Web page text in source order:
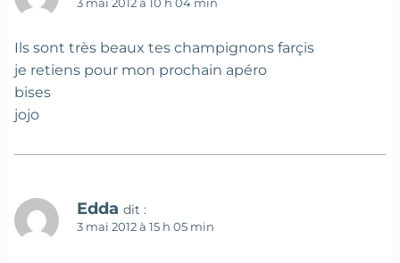
3 mai 2012 à 10 h 04 min
Ils sont très beaux tes champignons farçis
je retiens pour mon prochain apéro
bises
jojo
Edda dit :
3 mai 2012 à 15 h 05 min